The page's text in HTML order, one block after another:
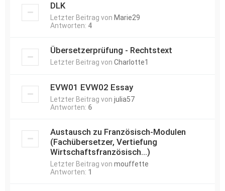
DLK
Letzter Beitrag von Marie29
Antworten: 4
Übersetzerprüfung - Rechtstext
Letzter Beitrag von Charlotte1
EVW01 EVW02 Essay
Letzter Beitrag von julia57
Antworten: 6
Austausch zu Französisch-Modulen
(Fachübersetzer, Vertiefung
Wirtschaftsfranzösisch...)
Letzter Beitrag von mouffette
Antworten: 1